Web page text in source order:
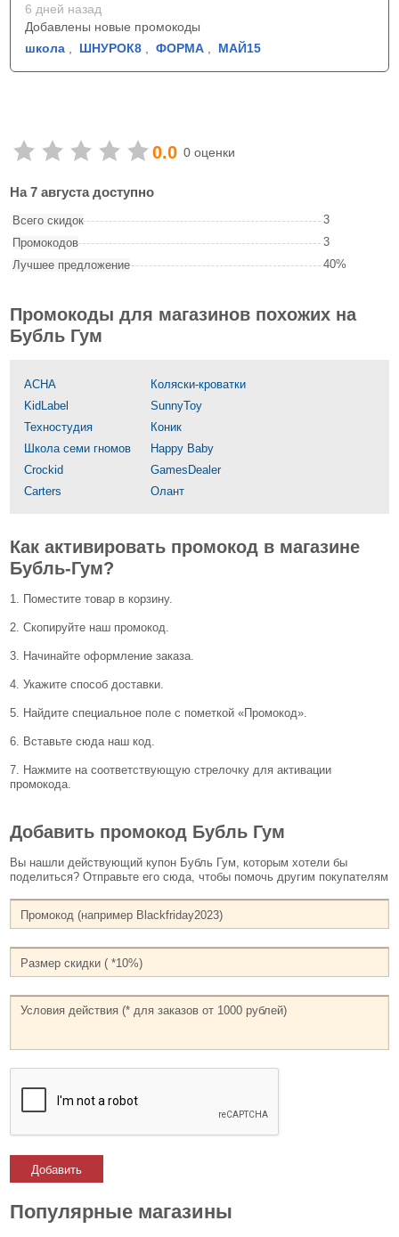
6 дней назад
Добавлены новые промокоды
школа
ШНУРОК8 ФОРМА МАЙ15
0.0 0 оценки
На 7 августа доступно
Всего скидок
3
Промокодов
3
Лучшее предложение
40%
Промокоды для магазинов похожих на
Бубль Гум
АСНА
Коляски-кроватки
KidLabel
SunnyToy
Техностудия
Коник
Школа семи гномов
Happy Baby
Crockid
GamesDealer
Carters
Олант
Как активировать промокод в магазине
Бубль-Гум?
1. Поместите товар в корзину.
2. Скопируйте наш промокод.
3. Начинайте оформление заказа.
4. Укажите способ доставки.
5. Найдите специальное поле с пометкой «Промокод».
6. Вставьте сюда наш код.
7. Нажмите на соответствующую стрелочку для активации
промокода.
Добавить промокод Бубль Гум
Вы нашли действующий купон Бубль Гум, которым хотели бы
поделиться? Отправьте его сюда, чтобы помочь другим покупателям
Добавить
Популярные магазины